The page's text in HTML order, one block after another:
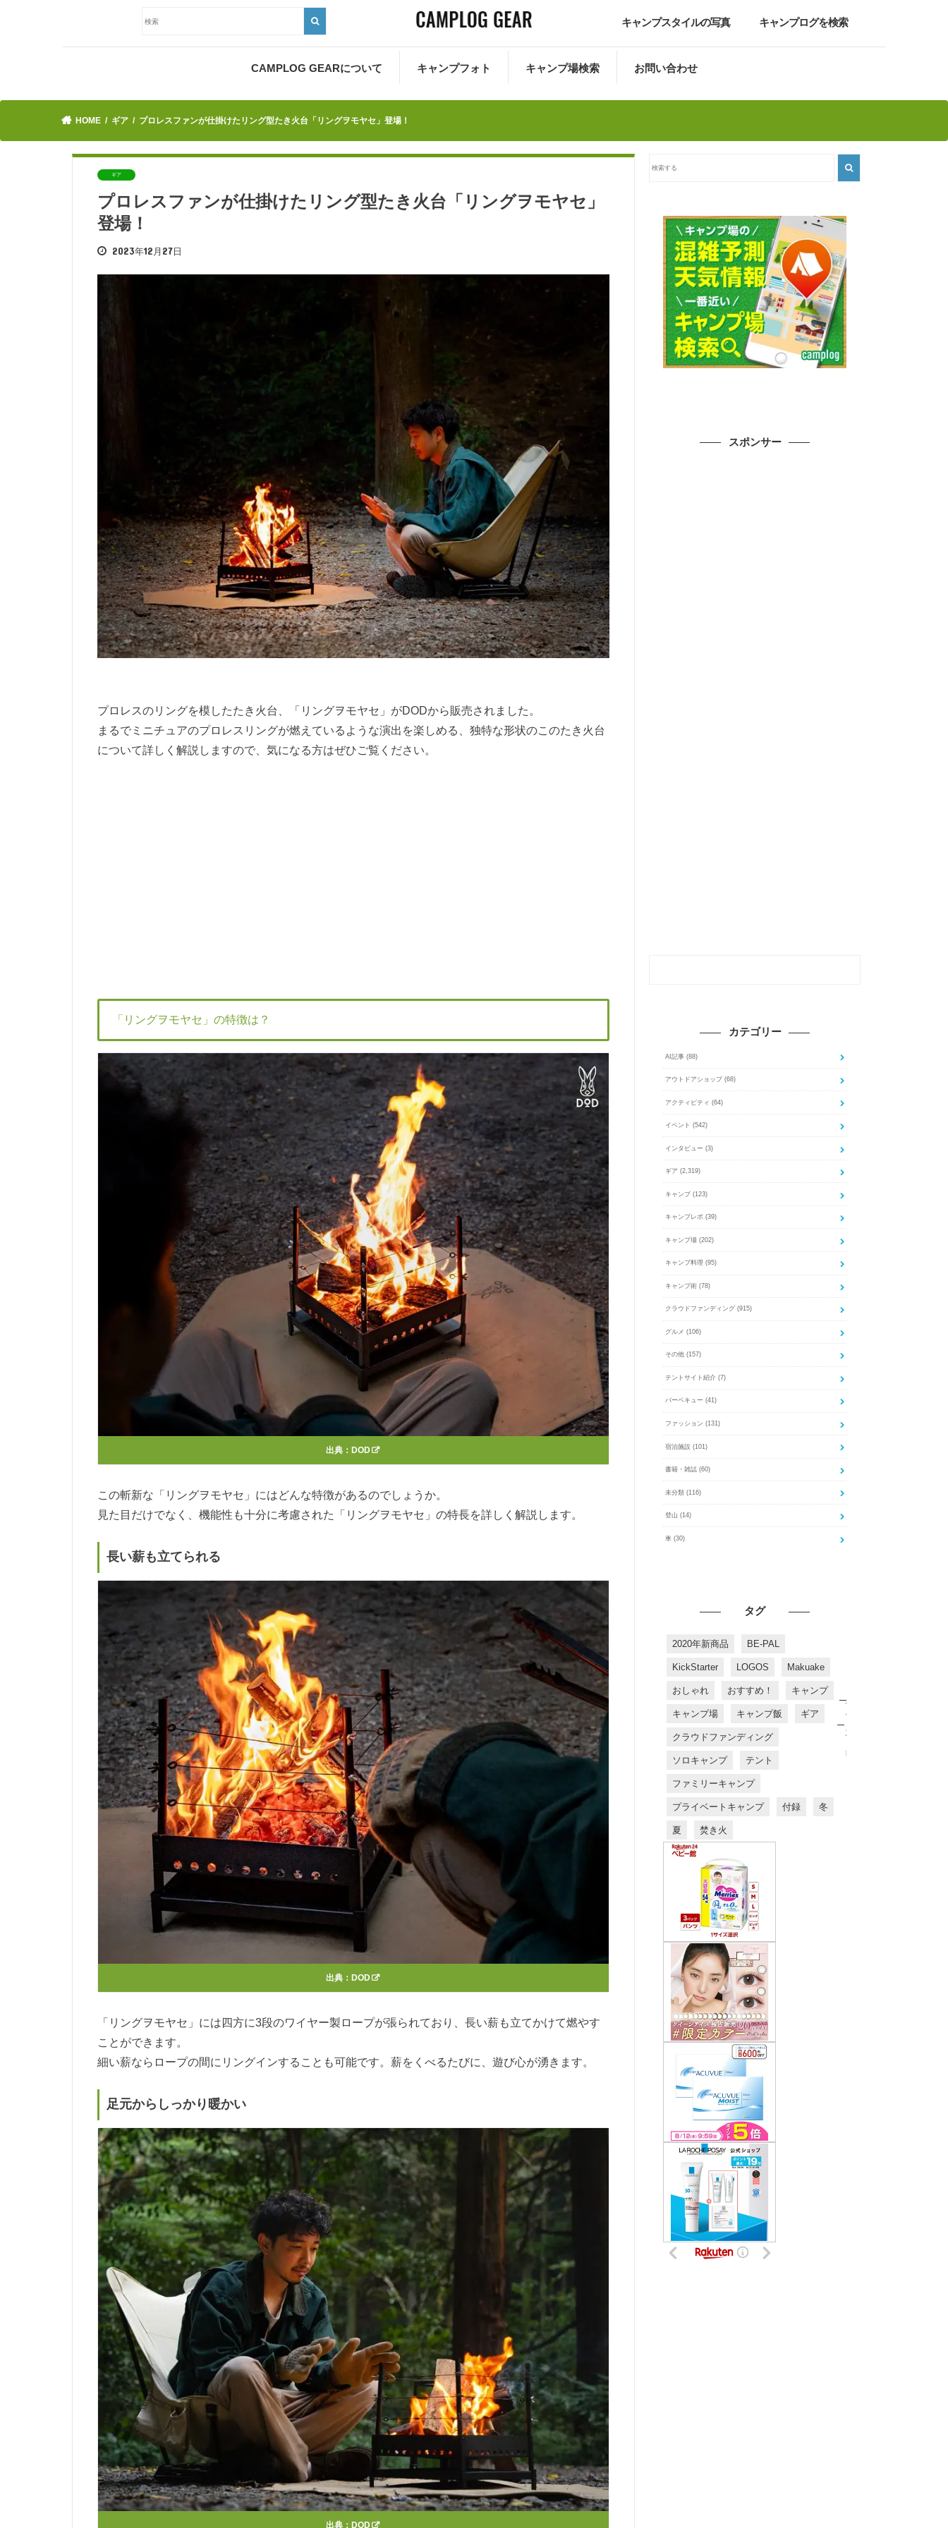
キャンプスタイルの写真 キャンプログを検索
CAMPLOG GEARについて キャンプフォト キャンプ場検索 お問い合わせ
HOME ギア プロレスファンが仕掛けたリング型たき火台「リングヲモヤセ」登場！
ギア
プロレスファンが仕掛けたリング型たき火台「リングヲモヤセ」
登場！
2023年12月27日
プロレスのリングを模したたき火台、「リングヲモヤセ」がDODから販売されました。
まるでミニチュアのプロレスリングが燃えているような演出を楽しめる、独特な形状のこのたき火台
について詳しく解説しますので、気になる方はぜひご覧ください。
「リングヲモヤセ」の特徴は？
出典： DOD
この斬新な「リングヲモヤセ」にはどんな特徴があるのでしょうか。
見た目だけでなく、機能性も十分に考慮された「リングヲモヤセ」の特長を詳しく解説します。
長い薪も立てられる
出典： DOD
「リングヲモヤセ」には四方に3段のワイヤー製ロープが張られており、長い薪も立てかけて燃やす
ことができます。
細い薪ならロープの間にリングインすることも可能です。薪をくべるたびに、遊び心が湧きます。
足元からしっかり暖かい
出典： DOD
スポンサー
カテゴリー
AI記事 (88)
アウトドアショップ (68)
アクティビティ (64)
イベント (542)
インタビュー (3)
ギア (2,319)
キャンプ (123)
キャンプレポ (39)
キャンプ場 (202)
キャンプ料理 (95)
キャンプ術 (78)
クラウドファンディング (915)
グルメ (106)
その他 (157)
テントサイト紹介 (7)
バーベキュー (41)
ファッション (131)
宿泊施設 (101)
書籍・雑誌 (60)
未分類 (116)
登山 (14)
車 (30)
タグ
2020年新商品 BE-PAL
KickStarter LOGOS Makuake
おしゃれ おすすめ！ キャンプ
キャンプ場 キャンプ飯 ギア
クラウドファンディング
ソロキャンプ テント
ファミリーキャンプ
プライベートキャンプ 付録 冬
夏 焚き火
す
す
め
商
品